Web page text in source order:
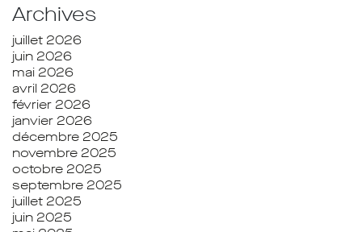
Archives
juillet 2026
juin 2026
mai 2026
avril 2026
février 2026
janvier 2026
décembre 2025
novembre 2025
octobre 2025
septembre 2025
juillet 2025
juin 2025